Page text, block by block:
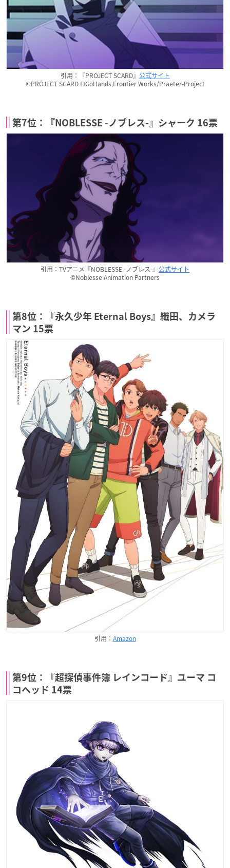
引用：『PROJECT SCARD』 公式サイト
©PROJECT SCARD ©GoHands,Frontier Works/Praeter-Project
第7位：『NOBLESSE -ノブレス-』シャーク 16票
引用：TVアニメ『NOBLESSE -ノブレス-』 公式サイト
©Noblesse Animation Partners
第8位：『永久少年 Eternal Boys』織田、カメラ
マン 15票
引用： Amazon
第9位：『超探偵事件簿 レインコード』ユーマ コ
コヘッド 14票